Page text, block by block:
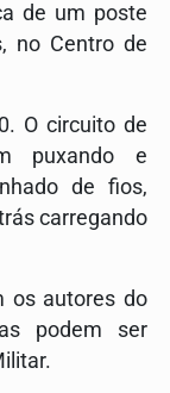
de um poste
no Centro de
O circuito de
puxando e
de fios,
carregando
os autores do
podem ser